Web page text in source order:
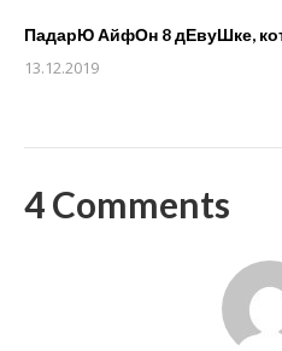
ПадарЮ АйфОн 8 дЕвуШке,
13.12.2019
4 Comments